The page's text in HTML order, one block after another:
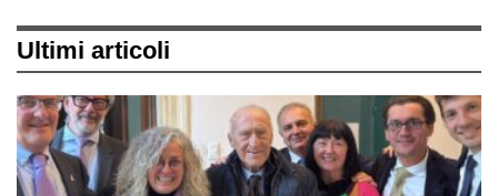
Ultimi articoli